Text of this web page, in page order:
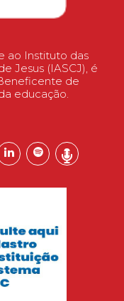
ao Instituto das
Jesus (IASCJ), é
de
educação.